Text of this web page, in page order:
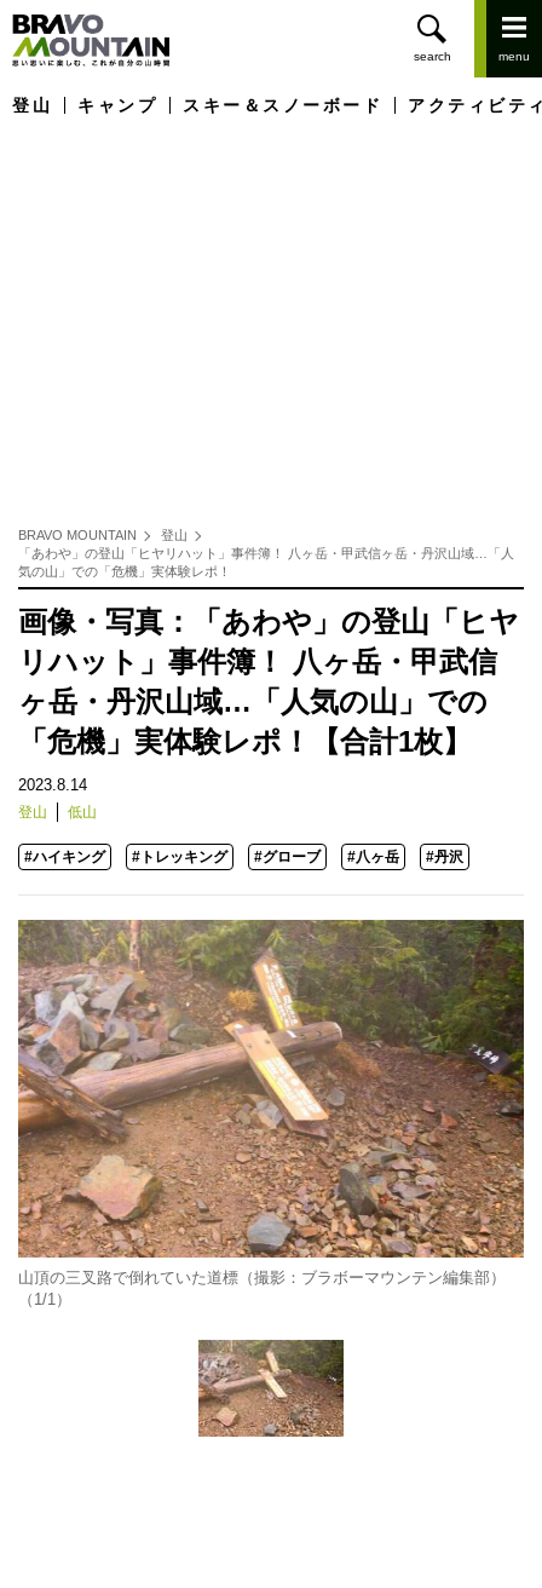
登山 キャンプ スキー＆スノーボード アクティビテ
BRAVO MOUNTAIN
登山
「あわや」の登山「ヒヤリハット」事件簿！ 八ヶ岳・甲武信ヶ岳・丹沢山域…「人
気の山」での「危機」実体験レポ！
画像・写真：「あわや」の登山「ヒヤ
リハット」事件簿！ 八ヶ岳・甲武信
ヶ岳・丹沢山域…「人気の山」での
「危機」実体験レポ！【合計1枚】
2023.8.14
登山 低山
#ハイキング #トレッキング #グローブ #八ヶ岳 #丹沢
山頂の三叉路で倒れていた道標（撮影：ブラボーマウンテン編集部）
（1/1）